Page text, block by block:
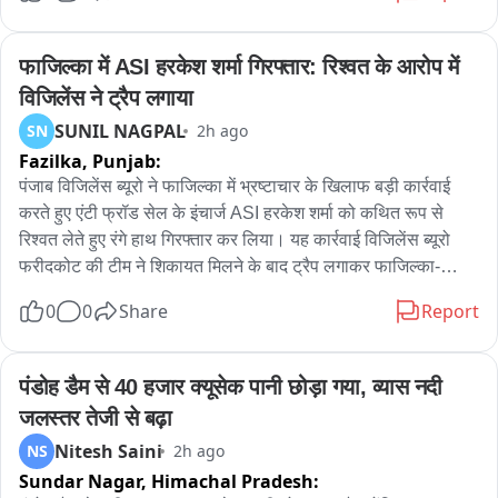
फाजिल्का में ASI हरकेश शर्मा गिरफ्तार: रिश्वत के आरोप में
विजिलेंस ने ट्रैप लगाया
SN SUNIL NAGPAL 2h ago
Fazilka, Punjab:
पंजाब विजिलेंस ब्यूरो ने फाजिल्का में भ्रष्टाचार के खिलाफ बड़ी कार्रवाई
करते हुए एंटी फ्रॉड सेल के इंचार्ज ASI हरकेश शर्मा को कथित रूप से
रिश्वत लेते हुए रंगे हाथ गिरफ्तार कर लिया। यह कार्रवाई विजिलेंस ब्यूरो
फरीदकोट की टीम ने शिकायत मिलने के बाद ट्रैप लगाकर फाजिल्का-
पास दो पक्षों के बीच करीब 11-12 लाख रुपये के लेनदेन का मामला पहुंचा
और मामला उनके पक्ष में निपटाने का भरोसा देकर रिश्वत की मांग की। जब
रिश्वत की रकम देने का समय आया तो संबंधित पक्ष ने विजिलेंस ब्यूरो
फरीदकोट को शिकायत दे दी। शिकायत के आधार पर विजिलेंस टीम ने
योजनाबद्ध तरीके से ट्रैप लगाया और आरोपी ASI को कथित तौर पर 40
हजार की रिश्वत लेते हुए रंगे हाथ गिरफ्तार कर लिया। गिरफ्तारी के बाद
0 0 Share Report
पंडोह डैम से 40 हजार क्यूसेक पानी छोड़ा गया, व्यास नदी
जलस्तर तेजी से बढ़ा
NS Nitesh Saini 2h ago
Sundar Nagar, Himachal Pradesh: